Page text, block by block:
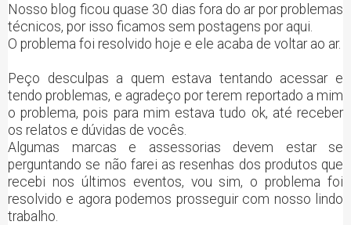
Nosso blog ficou quase 30 dias fora do ar por problemas
técnicos, por isso ficamos sem postagens por aqui.
O problema foi resolvido hoje e ele acaba de voltar ao ar.
Peço desculpas a quem estava tentando acessar e
tendo problemas, e agradeço por terem reportado a mim
o problema, pois para mim estava tudo ok, até receber
os relatos e dúvidas de vocês.
Algumas marcas e assessorias devem estar se
perguntando se não farei as resenhas dos produtos que
recebi nos últimos eventos, vou sim, o problema foi
resolvido e agora podemos prosseguir com nosso lindo
trabalho.